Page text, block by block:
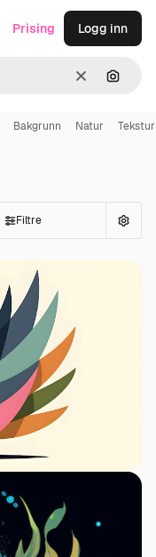
Slett Søk
Prising Logg inn
Bakgrunn Natur Tekstur
Filtre